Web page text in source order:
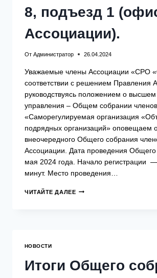
(ОФИС
АССОЦИАЦИИ).
8, подъезд 1
Ассоциации).
От Администратор 26.04.2024
Уважаемые члены Ассоциации
соответствии с решением Правления
руководствуясь положением о высшем
управления – Общем собрании
«Саморегулируемая организация
подрядных организаций» оповещаем
внеочередного Общего собрания
Ассоциации. Дата проведения
мая 2024 года. Начало регистрации
минут. Место проведения…
ЧИТАЙТЕ ДАЛЕЕВНЕОЧЕРЕДНОЕ
2024
ГОДА
НОВОСТИ
Итоги Общего